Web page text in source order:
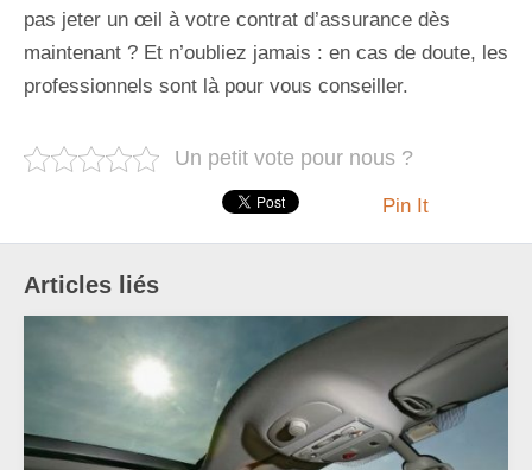
pas jeter un œil à votre contrat d’assurance dès
maintenant ? Et n’oubliez jamais : en cas de doute, les
professionnels sont là pour vous conseiller.
Un petit vote pour nous ?
Pin It
Articles liés